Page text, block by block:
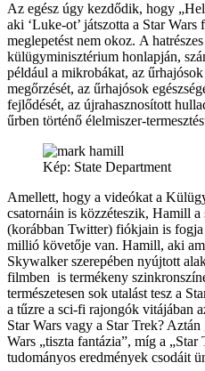
Az egész úgy kezdődik, hogy
aki ‘Luke-ot’ játszotta a Star
meglepetést nem okoz. A
külügyminisztérium honlapján,
például a mikrobákat, az
megőrzését, az űrhajósok
fejlődését, az újrahasznosított
űrben történő élelmiszer-
Kép: State Department
Amellett, hogy a videókat a
csatornáin is közzéteszik, Hamill a
(korábban Twitter) fiókjain is fogja
millió követője van. Hamill, aki
Skywalker szerepében nyújtott
filmben is termékeny
természetesen sok utalást tesz a
a tűzre a sci-fi rajongók vitájában
Star Wars vagy a Star Trek?
Wars „tiszta fantázia”, míg a
tudományos eredmények csodáit